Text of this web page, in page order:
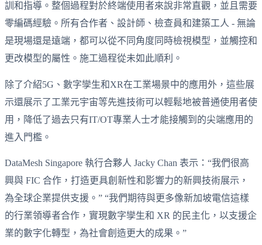
訓和指導。整個過程對於終端使用者來說非常直觀，並且需要
零編碼經驗。所有合作者、設計師、檢查員和建築工人 - 無論
是現場還是遠端，都可以從不同角度同時檢視模型，並觸控和
更改模型的屬性。施工過程從未如此順利。
除了介紹5G、數字孿生和XR在工業場景中的應用外，這些展
示還展示了工業元宇宙等先進技術可以輕鬆地被普通使用者使
用，降低了過去只有IT/OT專業人士才能接觸到的尖端應用的
進入門檻。
DataMesh Singapore 執行合夥人 Jacky Chan 表示：“我們很高
興與 FIC 合作，打造更具創新性和影響力的新興技術展示，
為全球企業提供支援。” “我們期待與更多像新加坡電信這樣
的行業領導者合作，實現數字孿生和 XR 的民主化，以支援企
業的數字化轉型，為社會創造更大的成果。”